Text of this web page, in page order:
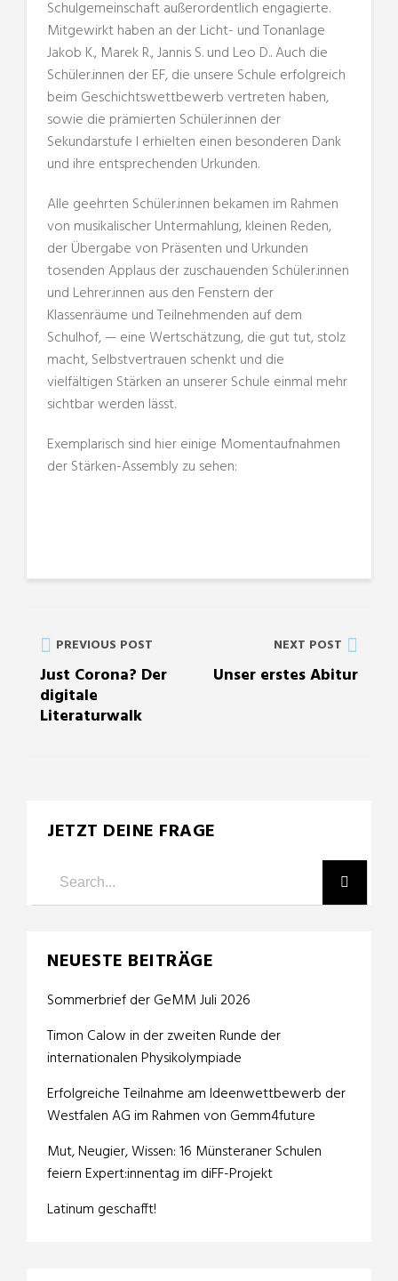
Schulgemeinschaft außerordentlich engagierte.
Mitgewirkt haben an der Licht- und Tonanlage
Jakob K., Marek R., Jannis S. und Leo D.. Auch die
Schüler.innen der EF, die unsere Schule erfolgreich
beim Geschichtswettbewerb vertreten haben,
sowie die prämierten Schüler.innen der
Sekundarstufe I erhielten einen besonderen Dank
und ihre entsprechenden Urkunden.
Alle geehrten Schüler.innen bekamen im Rahmen
von musikalischer Untermahlung, kleinen Reden,
der Übergabe von Präsenten und Urkunden
tosenden Applaus der zuschauenden Schüler.innen
und Lehrer.innen aus den Fenstern der
Klassenräume und Teilnehmenden auf dem
Schulhof, — eine Wertschätzung, die gut tut, stolz
macht, Selbstvertrauen schenkt und die
vielfältigen Stärken an unserer Schule einmal mehr
sichtbar werden lässt.
Exemplarisch sind hier einige Momentaufnahmen
der Stärken-Assembly zu sehen:
PREVIOUS POST
Just Corona? Der
digitale
Literaturwalk
NEXT POST
Unser erstes Abitur
JETZT DEINE FRAGE
NEUESTE BEITRÄGE
Sommerbrief der GeMM Juli 2026
Timon Calow in der zweiten Runde der
internationalen Physikolympiade
Erfolgreiche Teilnahme am Ideenwettbewerb der
Westfalen AG im Rahmen von Gemm4future
Mut, Neugier, Wissen: 16 Münsteraner Schulen
feiern Expert:innentag im diFF-Projekt
Latinum geschafft!